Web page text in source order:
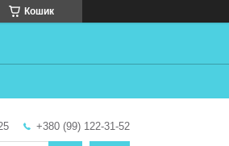
Кошик
+380 (99) 122-31-52